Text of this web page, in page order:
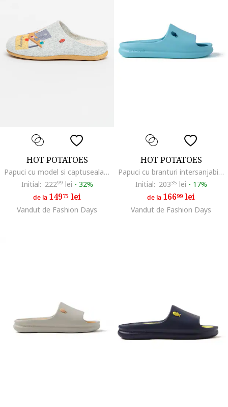
HOT POTATOES
Papuci cu model si captuseala de blana sintetica, Gri melange
Initial: 22299 lei - 32%
de la 14975 lei
Vandut de Fashion Days
HOT POTATOES
Papuci cu branturi intersanjabile Gill Slide, Turcoaz
Initial: 20335 lei - 17%
de la 16699lei
Vandut de Fashion Days